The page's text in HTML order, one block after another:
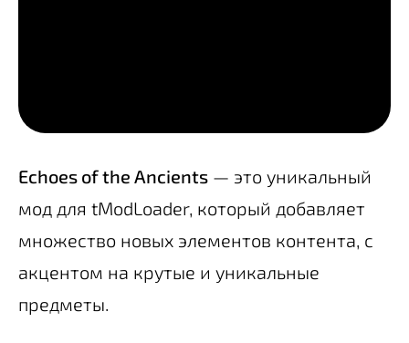
Echoes of the Ancients — это уникальный
мод для tModLoader, который добавляет
множество новых элементов контента, с
акцентом на крутые и уникальные
предметы.